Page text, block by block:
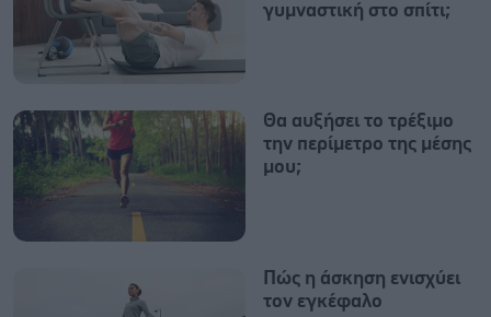
γυμναστική στο σπίτι;
Θα αυξήσει το τρέξιμο
την περίμετρο της μέσης
μου;
Πώς η άσκηση ενισχύει
τον εγκέφαλο